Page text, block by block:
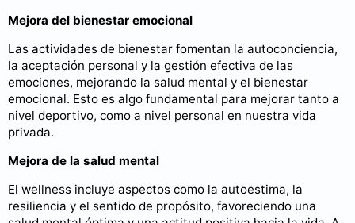
Mejora del bienestar emocional
Las actividades de bienestar fomentan la autoconciencia,
la aceptación personal y la gestión efectiva de las
emociones, mejorando la salud mental y el bienestar
emocional. Esto es algo fundamental para mejorar tanto a
nivel deportivo, como a nivel personal en nuestra vida
privada.
Mejora de la salud mental
El wellness incluye aspectos como la autoestima, la
resiliencia y el sentido de propósito, favoreciendo una